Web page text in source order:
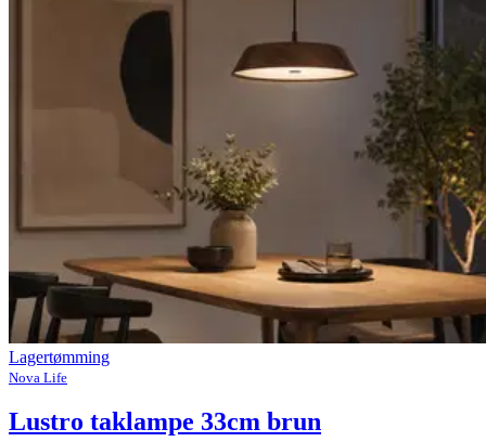
Lagertømming
Nova Life
Lustro taklampe 33cm brun